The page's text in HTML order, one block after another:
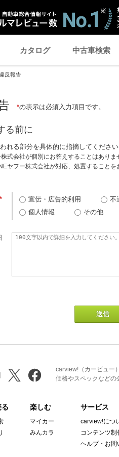
カタログ 中古車検索
反報告
*の表示は必須入力項目です。
る前に
れる部分を具体的に指摘してくださ
式会社が個別にお答えすることはありま
ヤフー株式会社が対応、処置することを
* 宣伝・広告的利用 不
個人情報
その他
carview!（カービュー
価格やスペックなどの
楽しむ
マイカー
みんカラ
サービス
carview!につ
コンテンツ制
ヘルプ・お問